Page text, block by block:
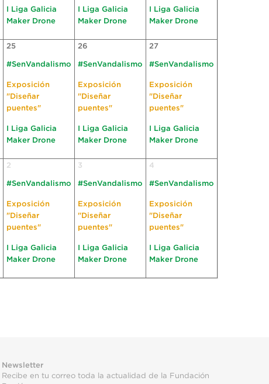
I Liga Galicia
Maker Drone
I Liga Galicia
Maker Drone
I Liga Galicia
Maker Drone
25
#SenVandalismo
Exposición
"Diseñar
puentes"
I Liga Galicia
Maker Drone
26
#SenVandalismo
Exposición
"Diseñar
puentes"
I Liga Galicia
Maker Drone
27
#SenVandalismo
Exposición
"Diseñar
puentes"
I Liga Galicia
Maker Drone
2
#SenVandalismo
Exposición
"Diseñar
puentes"
I Liga Galicia
Maker Drone
3
#SenVandalismo
Exposición
"Diseñar
puentes"
I Liga Galicia
Maker Drone
4
#SenVandalismo
Exposición
"Diseñar
puentes"
I Liga Galicia
Maker Drone
Newsletter
Recibe en tu correo toda la actualidad de la Fundación